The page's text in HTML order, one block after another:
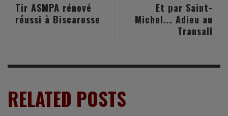
Et par Saint-
Michel... Adieu au
Transall
Tir ASMPA rénové
réussi à Biscarosse
RELATED POSTS